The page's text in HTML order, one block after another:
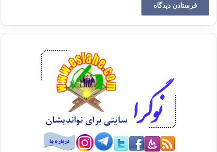
– ێلى الله علیه وسلم – له‌ دوا خاڵی سه‌ر سنووری (مه‌ككه‌)دا رووی كرده‌
شاره‌كه‌ی
الله، ولولا انی اخرجت منك لما خرجت) رواه احمد والنسائی والترمذی وقال
ته‌نانه‌ت پیَغه‌مبه‌ر-صلىالله علیه وسلم –
ئه‌وه‌نده‌ له‌بیری شاد بوونه‌وه‌ به‌ (مه‌ككه‌) بوو، ئه‌و كاته‌ دڵنیا و ئارام
بوو كه‌ خوای گه‌وره‌ به‌ڵیَنی گه‌رِانه‌وه‌ی پیَدا به‌ ئایه‌تی:
الذی فرض علیك القران لرادك الى معاد] القصص (85).لرادك الى معاد: واته‌